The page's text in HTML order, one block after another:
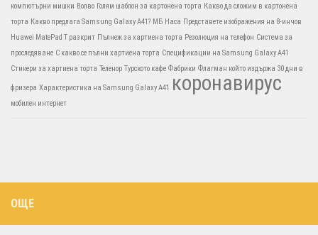
компютърни мишки Волво Голям шаблон за картонена торта Какво да сложим в картонена
торта Какво предлага Samsung Galaxy A41? МБ Наса Представете изображения на 8-инчов
Huawei MatePad T разкрит Пълнеж за хартиена торта Резолюция на телефон Система за
проследяване С какво се пълни хартиена торта Спецификации на Samsung Galaxy A41
Стикери за хартиена торта Теленор Турското кафе Фабрики Флагман който издържа 30 дни в
фризера Характеристика на Samsung Galaxy A41 коронавирус
мобилен интернет
ОЩЕ